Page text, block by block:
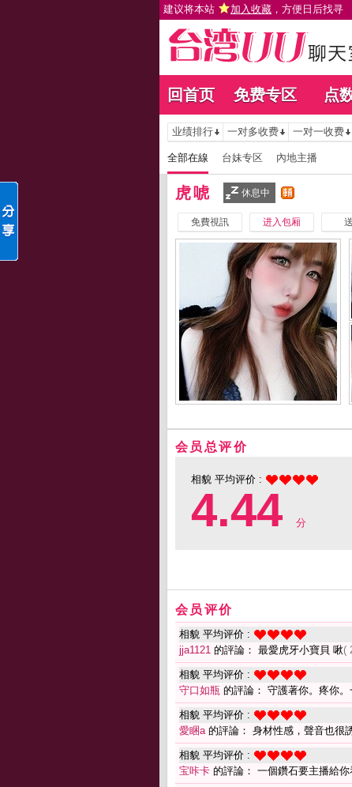
建议将本站 加入收藏 ，方便日后找寻
回首页 免费专区 点
业绩排行 一对多收费 一对一收费
全部在線 台妹专区 內地主播
虎唬 休息中
免費視訊 进入包厢
会员总评价
相貌 平均评价 :
4.44 分
会员评价
相貌 平均评价 :
jja1121 的評論： 最愛虎牙小寶貝 啾(
相貌 平均评价 :
守口如瓶 的評論： 守護著你。疼你。
相貌 平均评价 :
愛睏a的評論： 身材性感，聲音也很
相貌 平均评价 :
宝咔卡 的評論： 一個鑽石要主播給